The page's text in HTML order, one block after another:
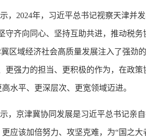
2024年，习近平总书记视察天津并
守齐向同心、坚持互助共进，推动税
区域经济社会高质量发展注入了强劲
更强力的担当、更积极的作为，在政
水平、更深层次、更宽领域迈进。
京津冀协同发展是习近平总书记亲
应该加倍努力、攻坚克难，为“国之